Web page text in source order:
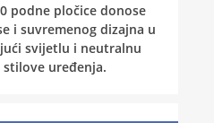
podne pločice donose
i suvremenog dizajna u
svijetlu i neutralnu
uređenja.